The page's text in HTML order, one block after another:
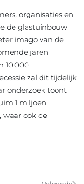
organisaties en
de glastuinbouw
imago van de
jaren
10.000
zal dit tijdelijk
onderzoek toont
1 miljoen
waar ook de